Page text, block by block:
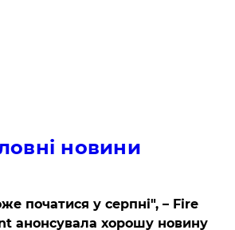
новини
початися у серпні", – Fire
анонсувала хорошу новину